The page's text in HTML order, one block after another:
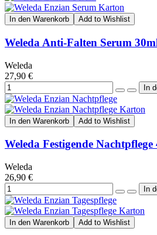
In den Warenkorb Add to Wishlist
Weleda Anti-Falten Serum
Weleda
27,90 €
In den Warenkorb Add to Wishlist
Weleda Festigende Nachtpflege
Weleda
26,90 €
In den Warenkorb Add to Wishlist